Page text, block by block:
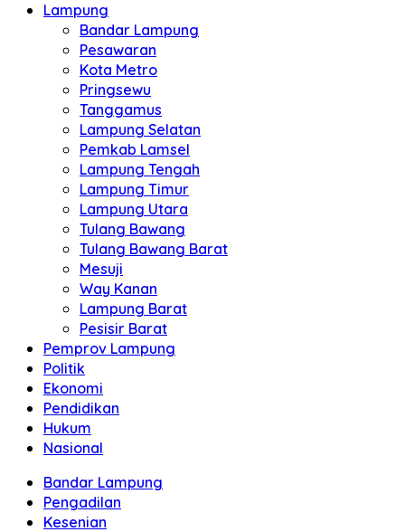
Lampung
Bandar Lampung
Pesawaran
Kota Metro
Pringsewu
Tanggamus
Lampung Selatan
Pemkab Lamsel
Lampung Tengah
Lampung Timur
Lampung Utara
Tulang Bawang
Tulang Bawang Barat
Mesuji
Way Kanan
Lampung Barat
Pesisir Barat
Pemprov Lampung
Politik
Ekonomi
Pendidikan
Hukum
Nasional
Bandar Lampung
Pengadilan
Kesenian